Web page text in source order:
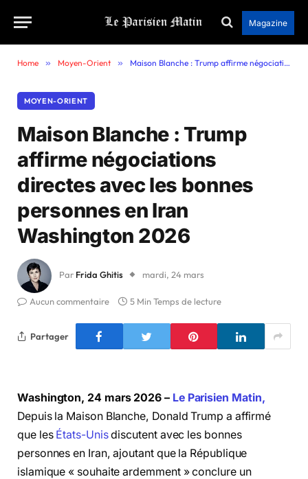
Magazine
Home » Moyen-Orient » Maison Blanche : Trump affirme négociations directes avec les bonnes personnes en Iran Washington 2026
MOYEN-ORIENT
Maison Blanche : Trump
affirme négociations
directes avec les bonnes
personnes en Iran
Washington 2026
Par Frida Ghitis mardi, 24 mars
Aucun commentaire 5 Min Temps de lecture
Partager
Washington, 24 mars 2026 – Le Parisien Matin,
Depuis la Maison Blanche, Donald Trump a affirmé
que les États-Unisdiscutent avec les bonnes
personnes en Iran, ajoutant que la République
islamique « souhaite ardemment » conclure un